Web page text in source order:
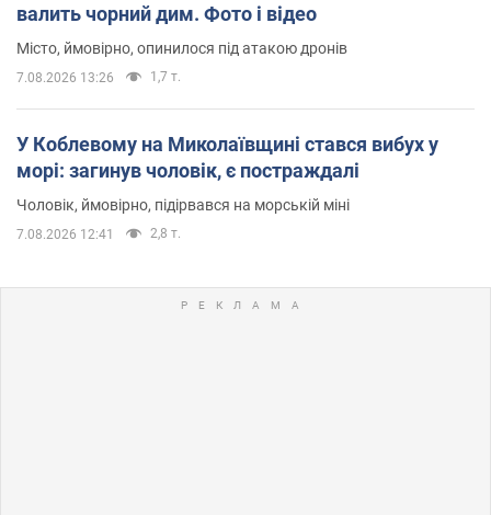
валить чорний дим. Фото і відео
Місто, ймовірно, опинилося під атакою дронів
7.08.2026 13:26 1,7 т.
У Коблевому на Миколаївщині стався вибух у
морі: загинув чоловік, є постраждалі
Чоловік, ймовірно, підірвався на морській міні
7.08.2026 12:41 2,8 т.